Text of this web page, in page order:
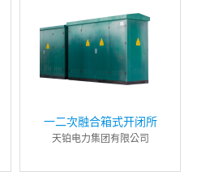
一二次融合箱式开闭所
天铂电力集团有限公司